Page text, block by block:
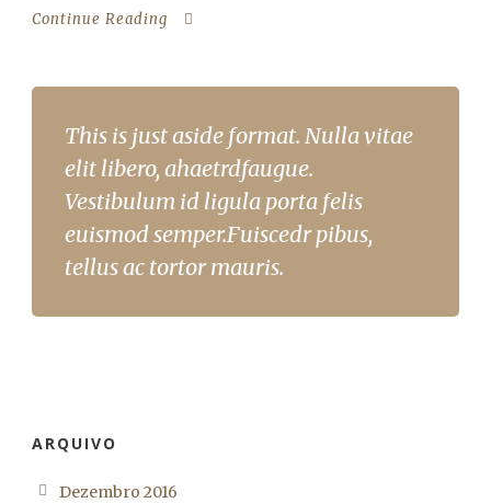
Continue Reading
This is just aside format. Nulla vitae
elit libero, ahaetrdfaugue.
Vestibulum id ligula porta felis
euismod semper.Fuiscedr pibus,
tellus ac tortor mauris.
ARQUIVO
Dezembro 2016